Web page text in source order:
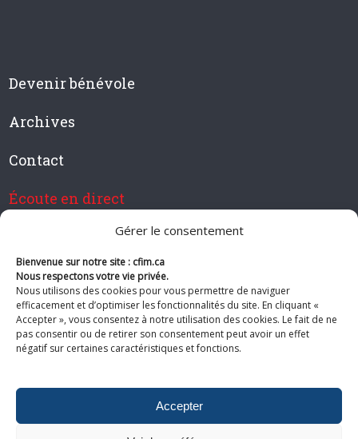
Gérer le consentement
Bienvenue sur notre site : cfim.ca
Nous respectons votre vie privée.
Nous utilisons des cookies pour vous permettre de naviguer
efficacement et d’optimiser les fonctionnalités du site. En cliquant «
Accepter », vous consentez à notre utilisation des cookies. Le fait de ne
pas consentir ou de retirer son consentement peut avoir un effet
négatif sur certaines caractéristiques et fonctions.
Accepter
Devenir bénévole
Archives
Contact
Écoute en direct
Devenir membre de CFIM
Suivez-nous